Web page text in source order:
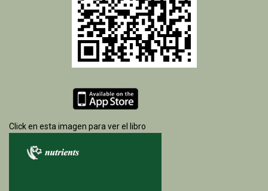
Click en esta imagen para ver el libro